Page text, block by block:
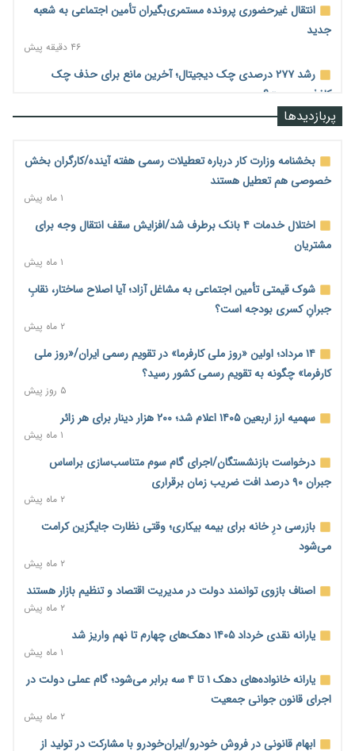
انتقال غیرحضوری پرونده مستمری‌بگیران تأمین اجتماعی به شعبه
جدید
۴۶ دقیقه پیش
رشد ۲۷۷ درصدی چک دیجیتال؛ آخرین مانع برای حذف چک
کاغذی چیست؟
۱ ساعت پیش
وزیر ارتباطات: حجم‌خوری اینترنت خط قرمز است؛ برخورد جدی با
۲ ساعت پیش
پالایشگاه تهران در مسیر افزایش تولید بنزین و ارتقای استاندارد
۲ ساعت پیش
کیف پول ایران؛ از ابزار پرداخت تا سکوی اعتباردهی و خدمات بانکی
کاهش تقاضا حباب سکه را به زیر ۳ میلیون تومان رساند؛ هشدار
درباره ریسک خروج طلا از کشور
۷ میلیارد دلار از تسهیلات نفتی صندوق توسعه ملی معوق شد؛
۳ ساعت پیش
دولت مسئولیت احراز اهلیت کارت‌های بازرگانی را از اتاق گرفت؛
۴ ساعت پیش
بانک مرکزی برای تسهیل تجارت خارجی و تأمین مالی پروژه‌ها به
۴ ساعت پیش
دولت در حال تأمین منابع جدید برای افزایش اعتبار کالابرگ؛
جزئیات به‌زودی اعلام می‌شود
گسترش چتر بیمه‌ای برای مشاغل نوپدید؛ بیش از ۲۸۰ هزار فرهنگی
مدارس غیردولتی بیمه شدند
انتقال ریلی نفت ایران از مسیر افغانستان به چین توجیه اقتصادی
پربازدیدها
بخشنامه وزارت کار درباره تعطیلات رسمی هفته آینده/کارگران بخش
خصوصی هم تعطیل هستند
۱ ماه پیش
اختلال خدمات ۴ بانک برطرف شد/افزایش سقف انتقال وجه برای
مشتریان
۱ ماه پیش
شوک قیمتی تأمین اجتماعی به مشاغل آزاد؛ آیا اصلاح ساختار، نقابِ
جبرانِ کسری بودجه است؟
۲ ماه پیش
۱۴ مرداد؛ اولین «روز ملی کارفرما» در تقویم رسمی ایران/«روز ملی
کارفرما» چگونه به تقویم رسمی کشور رسید؟
۵ روز پیش
سهمیه ارز اربعین ۱۴۰۵ اعلام شد؛ ۲۰۰ هزار دینار برای هر زائر
۱ ماه پیش
درخواست بازنشستگان/اجرای گام سوم متناسب‌سازی براساس
جبران ۹۰ درصد افت ضریب زمان برقراری
۲ ماه پیش
بازرسی درِ خانه برای بیمه بیکاری؛ وقتی نظارت جایگزین کرامت
می‌شود
۲ ماه پیش
اصناف بازوی توانمند دولت در مدیریت اقتصاد و تنظیم بازار هستند
۲ ماه پیش
یارانه نقدی خرداد ۱۴۰۵ دهک‌های چهارم تا نهم واریز شد
۱ ماه پیش
یارانه خانواده‌های دهک ۱ تا ۴ سه برابر می‌شود؛ گام عملی دولت در
اجرای قانون جوانی جمعیت
۲ ماه پیش
ابهام قانونی در فروش خودرو/ایران‌خودرو با مشارکت در تولید از